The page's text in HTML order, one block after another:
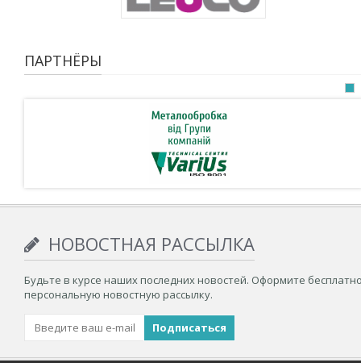
ПАРТНЁРЫ
НОВОСТНАЯ РАССЫЛКА
Будьте в курсе наших последних новостей. Оформите
персональную новостную рассылку.